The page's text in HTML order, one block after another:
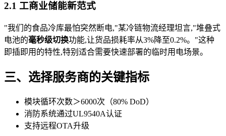
2.1 工商业储能新范式
"我们的食品冷库最怕突然断电,"某冷链物流经理坦言,"堆叠式
电池的毫秒级切换功能,让货品损耗率从3%降至0.2%。"这种
即插即用的特性,特别适合需要快速部署的临时用电场景。
三、选择服务商的关键指标
模块循环次数＞6000次（80% DoD）
消防系统通过UL9540A认证
支持远程OTA升级